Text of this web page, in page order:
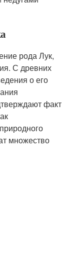
рода Лук,
С древних
о его
факт
множество